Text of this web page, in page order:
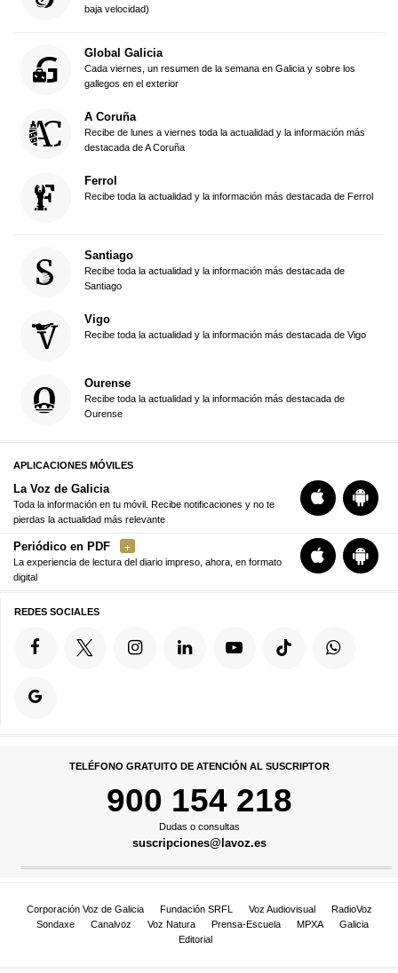
baja velocidad)
Global Galicia
Cada viernes, un resumen de la semana en Galicia y sobre los
gallegos en el exterior
A Coruña
Recibe de lunes a viernes toda la actualidad y la información más
destacada de A Coruña
Ferrol
Recibe toda la actualidad y la información más destacada de Ferrol
Santiago
Recibe toda la actualidad y la información más destacada de
Santiago
Vigo
Recibe toda la actualidad y la información más destacada de Vigo
Ourense
Recibe toda la actualidad y la información más destacada de
Ourense
APLICACIONES MÓVILES
La Voz de Galicia
Toda la información en tu móvil. Recibe notificaciones y no te
pierdas la actualidad más relevante
Periódico en PDF
La experiencia de lectura del diario impreso, ahora, en formato
digital
REDES SOCIALES
TELÉFONO GRATUITO DE ATENCIÓN AL SUSCRIPTOR
900 154 218
Dudas o consultas
suscripciones@lavoz.es
Corporación Voz de Galicia Fundación SRFL Voz Audiovisual
RadioVoz
Sondaxe
Canalvoz Voz Natura Prensa-Escuela MPXA
Galicia
Editorial